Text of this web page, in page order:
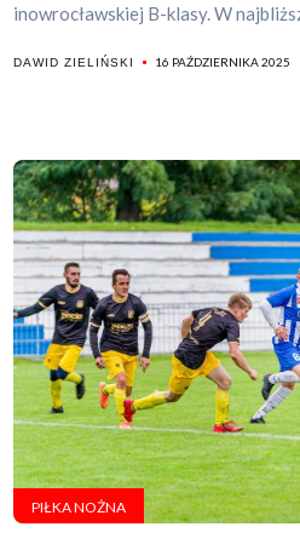
inowrocławskiej B-klasy. W
DAWID ZIELIŃSKI 16 PAŹDZIERNIKA 2025
PIŁKA NOŻNA